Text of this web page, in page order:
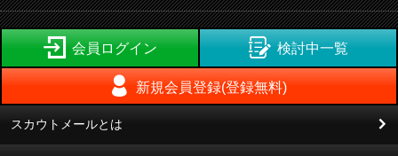
会員ログイン 検討中一覧
新規会員登録(登録無料)
スカウトメールとは